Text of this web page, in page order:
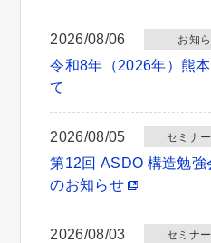
2026/08/06 お知
令和8年（2026年）熊
て
2026/08/05 セミナ
第12回 ASDO 構造勉強
のお知らせ
2026/08/03 セミナ